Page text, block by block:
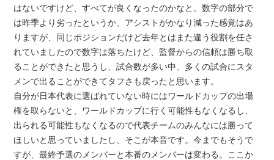
はないですけど、すべてが良くなったのかなと。数字の部分で
は昨季より劣ったというか、アシストがかなり減った感覚はあ
りますが、同じポジションだけど去年とはまた違う役割を任さ
れていましたので数字は落ちたけど、監督からの信頼は勝ち取
ることができたと思うし、試合数が多い中、多くの試合にスタ
メンで出ることができてタフさも戻ったと思います。
自分が日本代表に選ばれていない時にはワールドカップの出場
権を取らないと、ワールドカップに行く可能性もなくなるし、
出られる可能性もなくなるので代表チームのみんなには勝って
ほしいと思っていましたし、そこが本音です。今までもそうで
すが、最終予選のメンバーと本番のメンバーは変わる。ここか